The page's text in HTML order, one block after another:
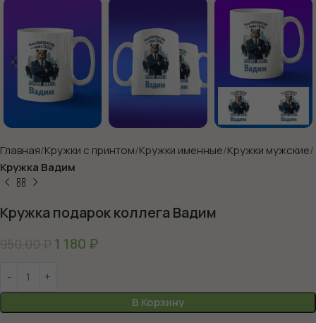
Главная Кружки с принтом Кружки именные Кружки мужские
Кружка Вадим
Кружка подарок коллега Вадим
950,00₽ 1 180 ₽
В Корзину